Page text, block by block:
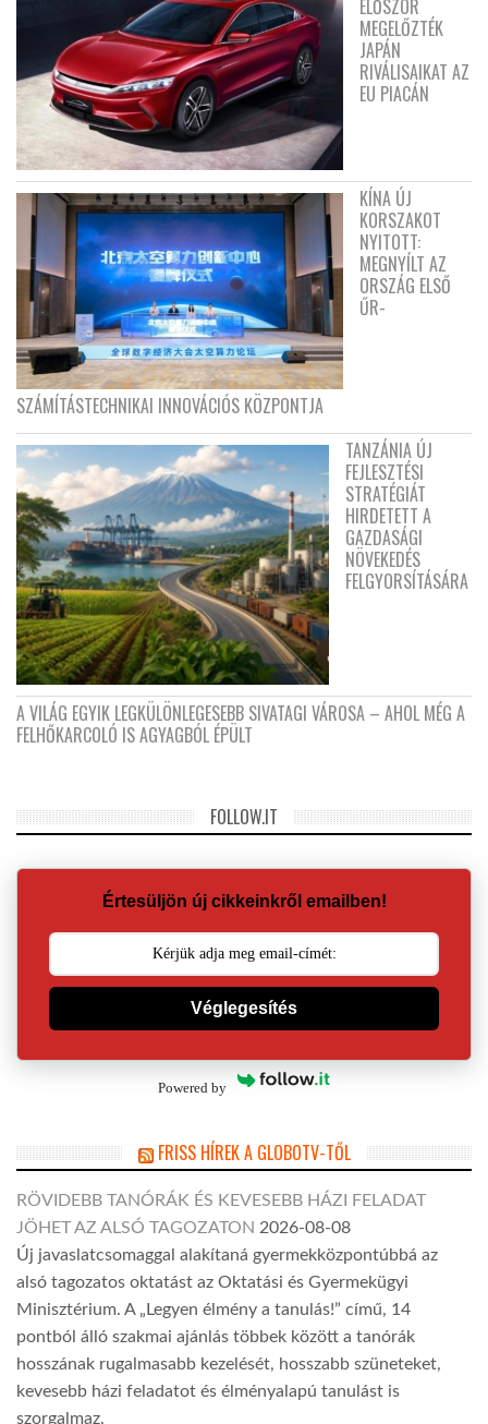
ELŐSZÖR
MEGELŐZTÉK
JAPÁN
RIVÁLISAIKAT AZ
EU PIACÁN
KÍNA ÚJ
KORSZAKOT
NYITOTT:
MEGNYÍLT AZ
ORSZÁG ELSŐ
ŰR-
SZÁMÍTÁSTECHNIKAI INNOVÁCIÓS KÖZPONTJA
TANZÁNIA ÚJ
FEJLESZTÉSI
STRATÉGIÁT
HIRDETETT A
GAZDASÁGI
NÖVEKEDÉS
FELGYORSÍTÁSÁRA
A VILÁG EGYIK LEGKÜLÖNLEGESEBB SIVATAGI VÁROSA – AHOL MÉG A
FELHŐKARCOLÓ IS AGYAGBÓL ÉPÜLT
FOLLOW.IT
Értesüljön új cikkeinkről emailben!
Véglegesítés
Powered by
FRISS HÍREK A GLOBOTV-TŐL
RÖVIDEBB TANÓRÁK ÉS KEVESEBB HÁZI FELADAT
JÖHET AZ ALSÓ TAGOZATON 2026-08-08
Új javaslatcsomaggal alakítaná gyermekközpontúbbá az
alsó tagozatos oktatást az Oktatási és Gyermekügyi
Minisztérium. A „Legyen élmény a tanulás!” című, 14
pontból álló szakmai ajánlás többek között a tanórák
hosszának rugalmasabb kezelését, hosszabb szüneteket,
kevesebb házi feladatot és élményalapú tanulást is
szorgalmaz.